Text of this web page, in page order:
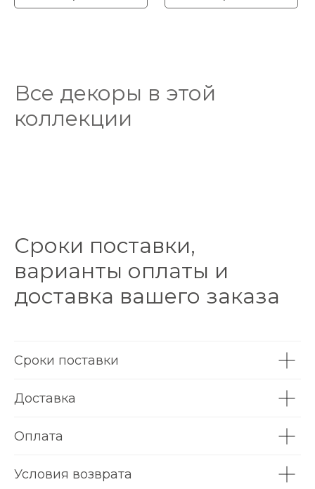
Все декоры в этой
коллекции
Сроки поставки,
варианты оплаты и
доставка вашего заказа
Сроки поставки
Доставка
Оплата
Условия возврата